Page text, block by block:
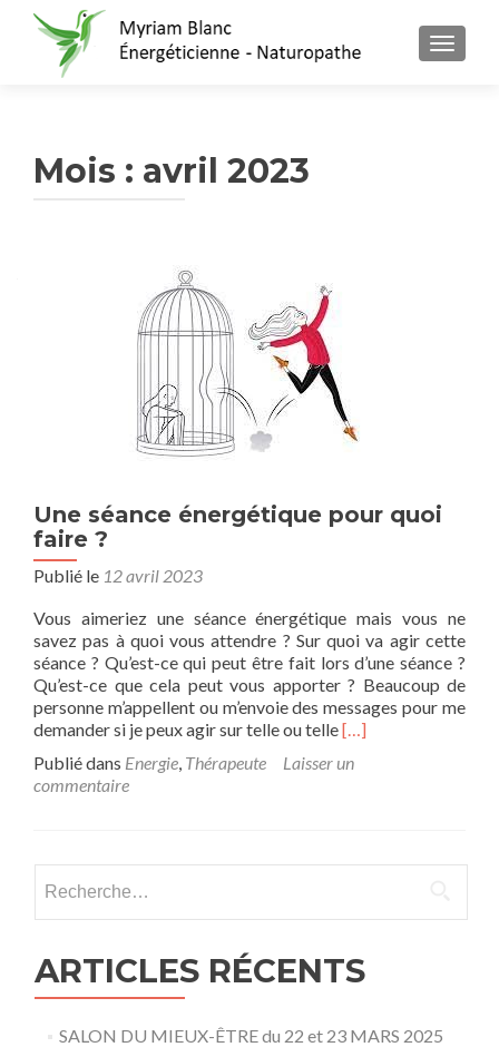
Mois : avril 2023
Une séance énergétique pour quoi
faire ?
Publié le 12 avril 2023
Vous aimeriez une séance énergétique mais vous ne
savez pas à quoi vous attendre ? Sur quoi va agir cette
séance ? Qu’est-ce qui peut être fait lors d’une séance ?
Qu’est-ce que cela peut vous apporter ? Beaucoup de
personne m’appellent ou m’envoie des messages pour me
demander si je peux agir sur telle ou telleEn
plus
pour
[…]
Publié dans Energie, Thérapeute
Laisser un
commentaire
ARTICLES RÉCENTS
SALON DU MIEUX-ÊTRE du 22 et 23 MARS 2025